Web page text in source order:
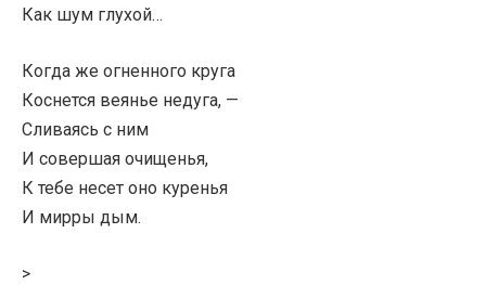
Как шум глухой…
Когда же огненного круга
Коснется веянье недуга, —
Сливаясь с ним
И совершая очищенья,
К тебе несет оно куренья
И мирры дым.
>